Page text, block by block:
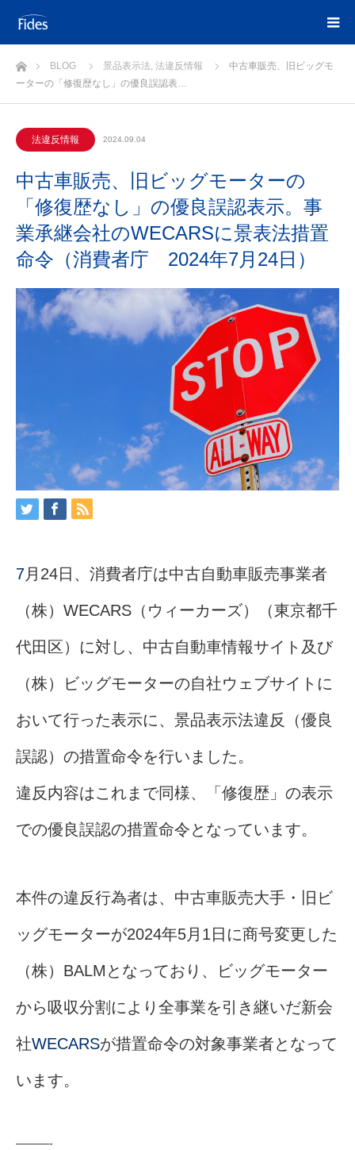
ホームBLOG 景品表示法, 法違反情報
中古車販売、旧ビッグモ
ーターの「修復歴なし」の優良誤認表…
法違反情報 2024.09.04
中古車販売、旧ビッグモーターの
「修復歴なし」の優良誤認表示。事
業承継会社のWECARSに景表法措置
命令（消費者庁 2024年7月24日）
7月24日、消費者庁は中古自動車販売事業者
（株）WECARS（ウィーカーズ）（東京都千
代田区）に対し、中古自動車情報サイト及び
（株）ビッグモーターの自社ウェブサイトに
おいて行った表示に、景品表示法違反（優良
誤認）の措置命令を行いました。
違反内容はこれまで同様、「修復歴」の表示
での優良誤認の措置命令となっています。
本件の違反行為者は、中古車販売大手・旧ビ
ッグモーターが2024年5月1日に商号変更した
（株）BALMとなっており、ビッグモーター
から吸収分割により全事業を引き継いだ新会
社WECARSが措置命令の対象事業者となって
います。
———-